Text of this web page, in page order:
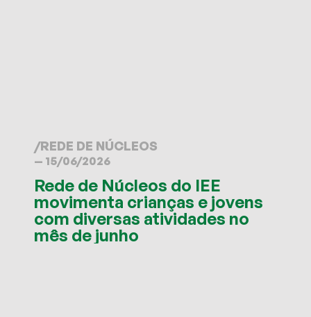
/REDE DE NÚCLEOS
— 15/06/2026
Rede de Núcleos do IEE
movimenta crianças e jovens
com diversas atividades no
mês de junho